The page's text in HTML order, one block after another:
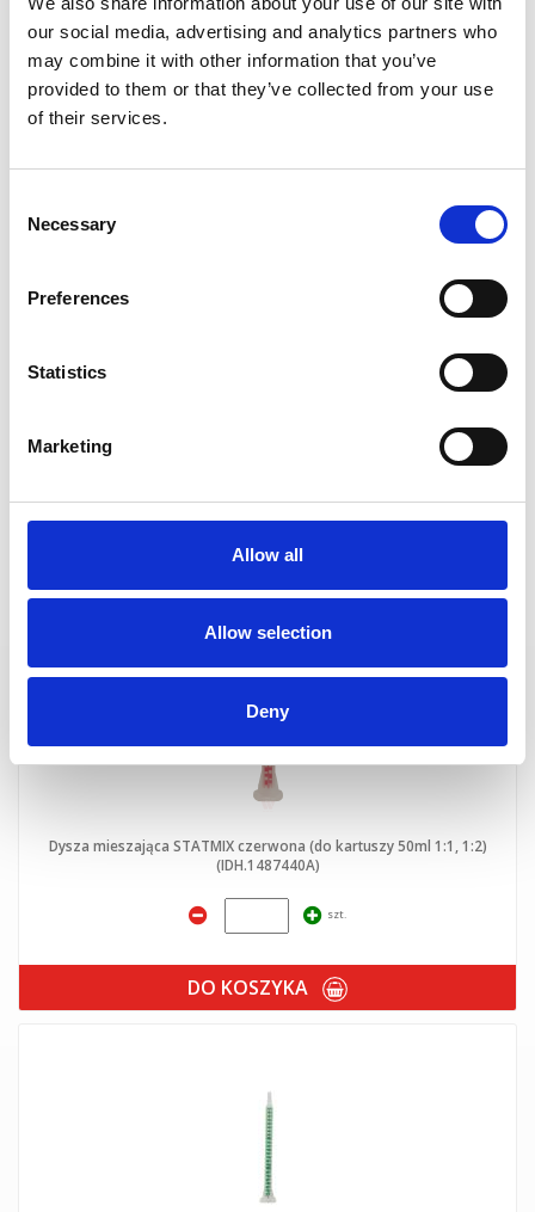
our social media, advertising and analytics partners who
may combine it with other information that you’ve
provided to them or that they’ve collected from your use
of their services.
Selection
Necessary
Preferences
Statistics
Marketing
Allow all
Allow selection
Deny
szt.
DO KOSZYKA
DO KOSZYKA
Dysza mieszająca STATMIX czerwona (do kartuszy 50ml 1:1, 1:2)
(IDH.1487440A)
szt.
DO KOSZYKA